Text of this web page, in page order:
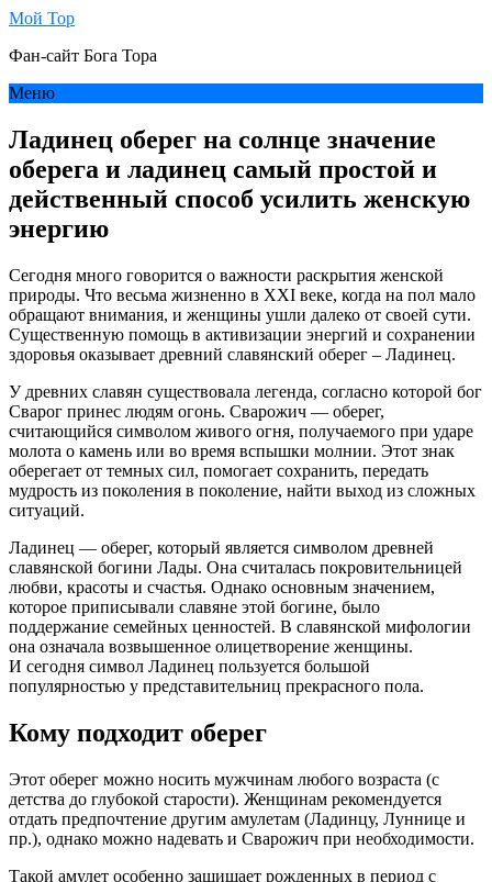
Мой Тор
Фан-сайт Бога Тора
Меню
Ладинец оберег на солнце значение
оберега и ладинец самый простой и
действенный способ усилить женскую
энергию
Сегодня много говорится о важности раскрытия женской
природы. Что весьма жизненно в XXI веке, когда на пол мало
обращают внимания, и женщины ушли далеко от своей сути.
Существенную помощь в активизации энергий и сохранении
здоровья оказывает древний славянский оберег – Ладинец.
У древних славян существовала легенда, согласно которой бог
Сварог принес людям огонь. Сварожич — оберег,
считающийся символом живого огня, получаемого при ударе
молота о камень или во время вспышки молнии. Этот знак
оберегает от темных сил, помогает сохранить, передать
мудрость из поколения в поколение, найти выход из сложных
ситуаций.
Ладинец — оберег, который является символом древней
славянской богини Лады. Она считалась покровительницей
любви, красоты и счастья. Однако основным значением,
которое приписывали славяне этой богине, было
поддержание семейных ценностей. В славянской мифологии
она означала возвышенное олицетворение женщины.
И сегодня символ Ладинец пользуется большой
популярностью у представительниц прекрасного пола.
Кому подходит оберег
Этот оберег можно носить мужчинам любого возраста (с
детства до глубокой старости). Женщинам рекомендуется
отдать предпочтение другим амулетам (Ладинцу, Луннице и
пр.), однако можно надевать и Сварожич при необходимости.
Такой амулет особенно защищает рожденных в период с